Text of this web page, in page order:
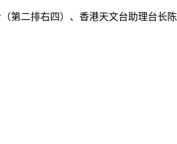
第二排右四）、香港天文台助理台长